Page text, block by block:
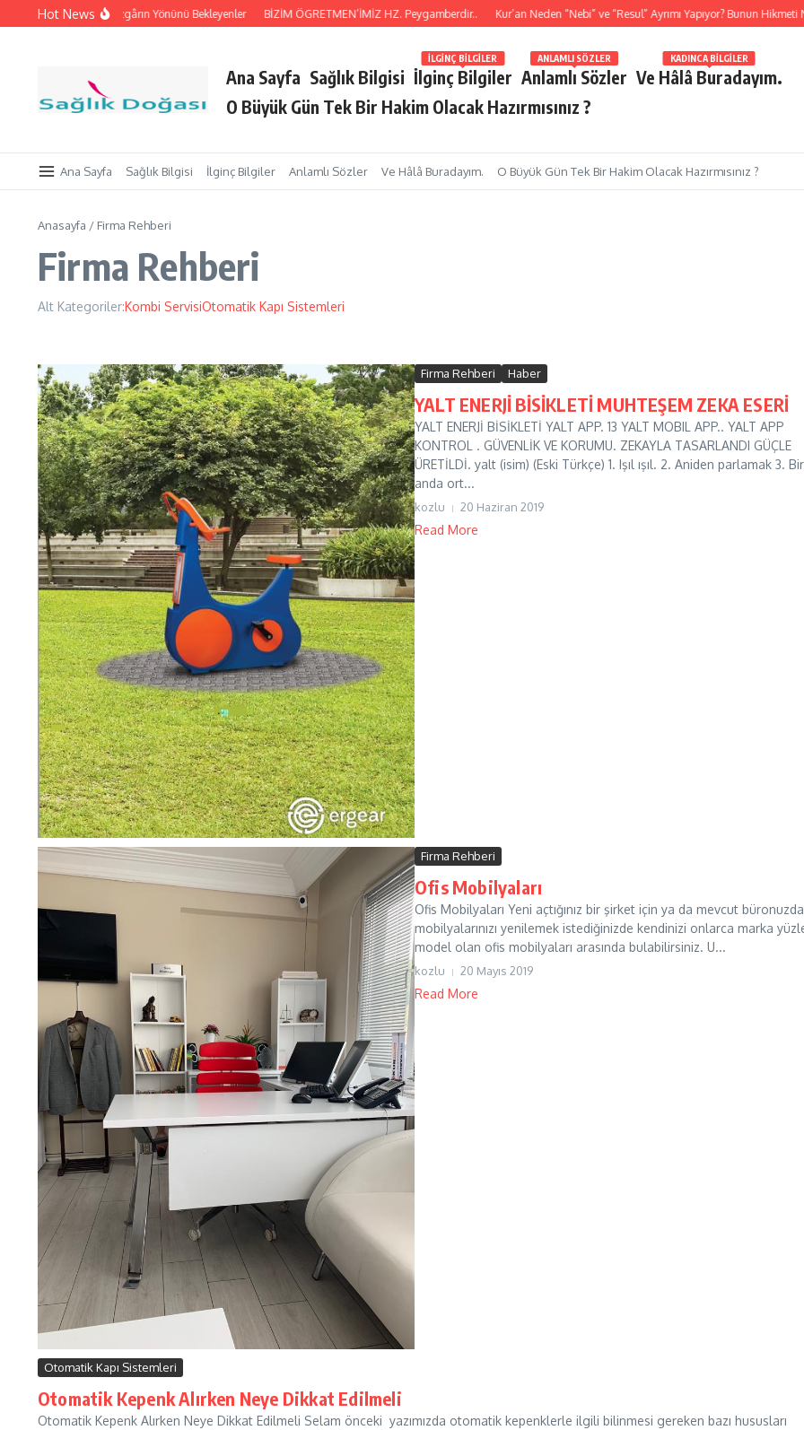
İçeriğe atlaHot News
Eller Rüzgârın Yönünü Bekleyenler BİZİM ÖGRETMEN’İMİZ HZ. Peygamberdir.. Kur’an Neden “Nebi” ve “Resul” Ayrımı Yapıyor? Bunun Hikmeti
Ana Sayfa Sağlık Bilgisi İlginç Bilgiler
İLGINÇ BILGILER
Anlamlı Sözler
ANLAMLI SÖZLER
Ve Hâlâ Buradayım.
KADINCA BILGILER
O Büyük Gün Tek Bir Hakim Olacak Hazırmısınız ?
Ana Sayfa Sağlık Bilgisi İlginç Bilgiler Anlamlı Sözler Ve Hâlâ Buradayım. O Büyük Gün Tek Bir Hakim Olacak Hazırmısınız ?
Anasayfa / Firma Rehberi
Firma Rehberi
Alt Kategoriler:Kombi ServisiOtomatik Kapı Sistemleri
Firma Rehberi Haber
YALT ENERJİ BİSİKLETİ MUHTEŞEM ZEKA ESERİ
YALT ENERJİ BİSİKLETİ YALT APP. 13 YALT MOBIL APP.. YALT APP
KONTROL . GÜVENLİK VE KORUMU. ZEKAYLA TASARLANDI GÜÇLE
ÜRETİLDİ. yalt (isim) (Eski Türkçe) 1. Işıl ışıl. 2. Aniden parlamak 3. Bir
anda ort...
kozlu 20 Haziran 2019
Read More
Firma Rehberi
Ofis Mobilyaları
Ofis Mobilyaları Yeni açtığınız bir şirket için ya da mevcut
mobilyalarınızı yenilemek istediğinizde kendinizi onlarca marka
model olan ofis mobilyaları arasında bulabilirsiniz. U...
kozlu 20 Mayıs 2019
Read More
Otomatik Kapı Sistemleri
Otomatik Kepenk Alırken Neye Dikkat Edilmeli
Otomatik Kepenk Alırken Neye Dikkat Edilmeli Selam önceki yazımızda otomatik kepenklerle ilgili bilinmesi gereken bazı hususları